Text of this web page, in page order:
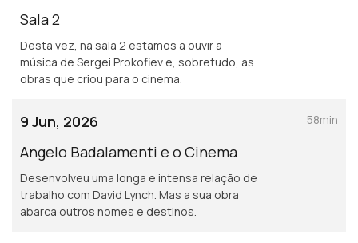
Sala 2
Desta vez, na sala 2 estamos a ouvir a
música de Sergei Prokofiev e, sobretudo, as
obras que criou para o cinema.
9 Jun, 2026
Angelo Badalamenti e o Cinema
Desenvolveu uma longa e intensa relação de
trabalho com David Lynch. Mas a sua obra
abarca outros nomes e destinos.
58min